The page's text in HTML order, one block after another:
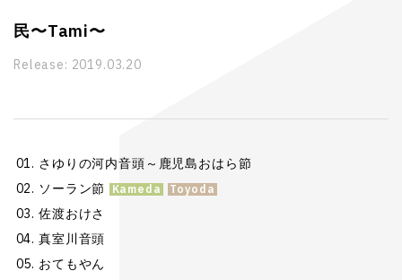
民〜Tami〜
Release: 2019.03.20
さゆりの河内音頭～鹿児島おはら節
ソーラン節
佐渡おけさ
真室川音頭
おてもやん